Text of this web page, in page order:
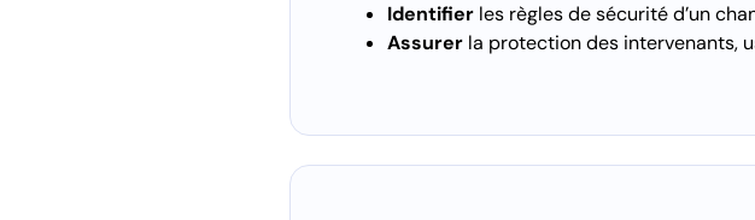
Identifier les règles de sécurité d’un
Assurer la protection des intervenants,